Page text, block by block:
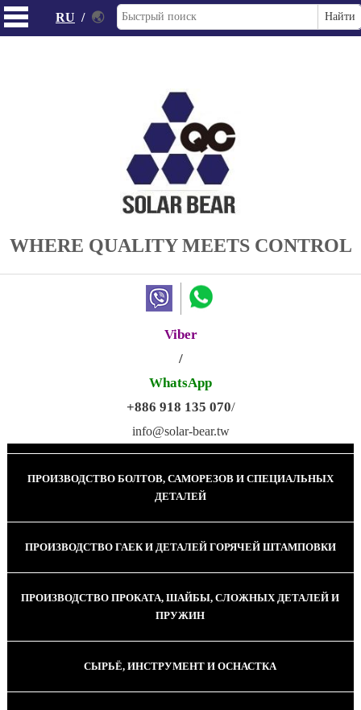
WHERE QUALITY MEETS CONTROL
Viber
/
WhatsApp
+886 918 135 070/
info@solar-bear.tw
RU / 🌏
ПРОИЗВОДСТВО КАЛИБРОВАННОЙ ПРОВОЛОКИ
ПРОИЗВОДСТВО БОЛТОВ, САМОРЕЗОВ И СПЕЦИАЛЬНЫХ
ДЕТАЛЕЙ
ПРОИЗВОДСТВО ГАЕК И ДЕТАЛЕЙ ГОРЯЧЕЙ ШТАМПОВКИ
ПРОИЗВОДСТВО ПРОКАТА, ШАЙБЫ, СЛОЖНЫХ ДЕТАЛЕЙ И
ПРУЖИН
СЫРЬЁ, ИНСТРУМЕНТ И ОСНАСТКА